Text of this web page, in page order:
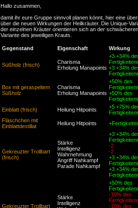
Hallo zusammen,
damit ihr eure Gruppe sinnvoll planen könnt, hier eine
über die neuen Wirkungen der Heilkräuter. Die Unique-
der einzelnen Kräuter orientieren sich an der schwächeren
Variante des jeweiligen Krauts.
Gegenstand Eigenschaft Wirkung
Süßholz (frisch)
Charisma
Erholung Manapoints
+3 +34%
+3 +34%
Box mit geraspeltem
Süßholz
Charisma
Erholung Manapoints
+50% des
+50% des
Einblatt (frisch)
Heilung Hitpoints
+5 +75%
Fläschchen mit
Einblattdestillat
Heilung Hitpoints
Gekreuzter Trollbart
(frisch)
Stärke
Intelligenz
Wahrnehmung
Angriff Nahkampf
Parade Nahkampf
+3 +34%
-2
-2
+3 +34%
+3 +34%
Gekreuzter Trollbart
Stärke
Intelligenz
+50% des
-10% des
-10% des